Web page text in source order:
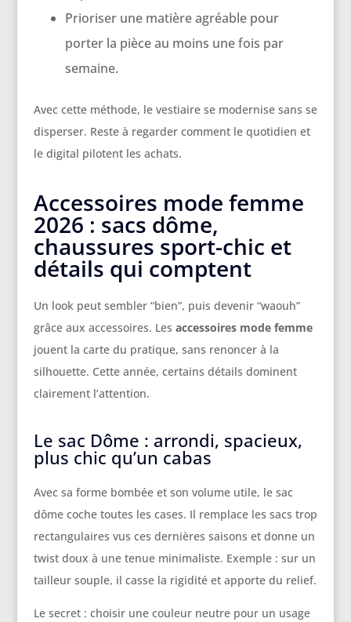
Prioriser une matière agréable pour
porter la pièce au moins une fois par
semaine.
Avec cette méthode, le vestiaire se modernise sans se
disperser. Reste à regarder comment le quotidien et
le digital pilotent les achats.
Accessoires mode femme
2026 : sacs dôme,
chaussures sport-chic et
détails qui comptent
Un look peut sembler “bien”, puis devenir “waouh”
grâce aux accessoires. Les accessoires mode femme
jouent la carte du pratique, sans renoncer à la
silhouette. Cette année, certains détails dominent
clairement l’attention.
Le sac Dôme : arrondi, spacieux,
plus chic qu’un cabas
Avec sa forme bombée et son volume utile, le sac
dôme coche toutes les cases. Il remplace les sacs trop
rectangulaires vus ces dernières saisons et donne un
twist doux à une tenue minimaliste. Exemple : sur un
tailleur souple, il casse la rigidité et apporte du relief.
Le secret : choisir une couleur neutre pour un usage